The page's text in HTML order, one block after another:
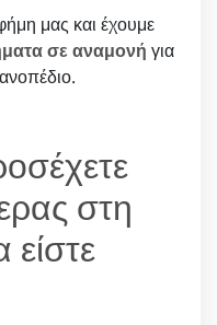
μας και έχουμε
σε αναμονή για
στη